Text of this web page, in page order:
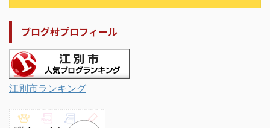
ブログ村プロフィール
江別市ランキング